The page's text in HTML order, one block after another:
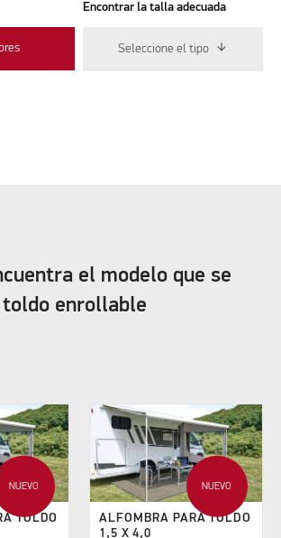
Encontrar la talla adecuada
Seleccione el tipo
el modelo que se
enrollable
NUEVO
TOLDO
NUEVO
ALFOMBRA PARA TOLDO
1,5 X 4,0